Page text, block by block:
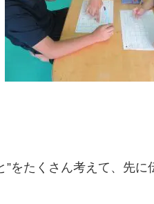
をたくさん考えて、先に